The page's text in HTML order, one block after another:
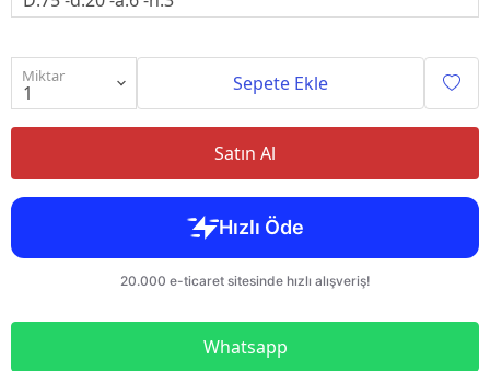
Miktar Sepete Ekle
Satın Al
Whatsapp